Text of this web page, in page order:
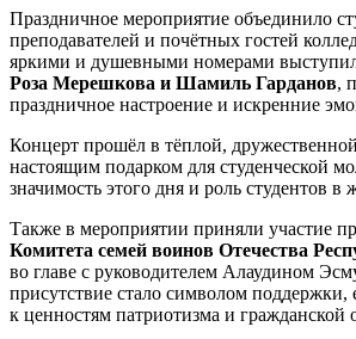
Праздничное мероприятие объединило
преподавателей и почётных гостей
яркими и душевными номерами
Роза Мерешкова и Шамиль Гарданов,
праздничное настроение и искренние
Концерт прошёл в тёплой,
настоящим подарком для студенческой
значимость этого дня и роль студентов в
Также в мероприятии приняли участие
Комитета семей воинов Отечества
во главе с руководителем Алаудином
присутствие стало символом поддержки,
к ценностям патриотизма и гражданской